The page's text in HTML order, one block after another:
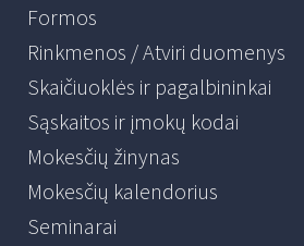
Formos
Rinkmenos / Atviri duomenys
Skaičiuoklės ir pagalbininkai
Sąskaitos ir įmokų kodai
Mokesčių žinynas
Mokesčių kalendorius
Seminarai